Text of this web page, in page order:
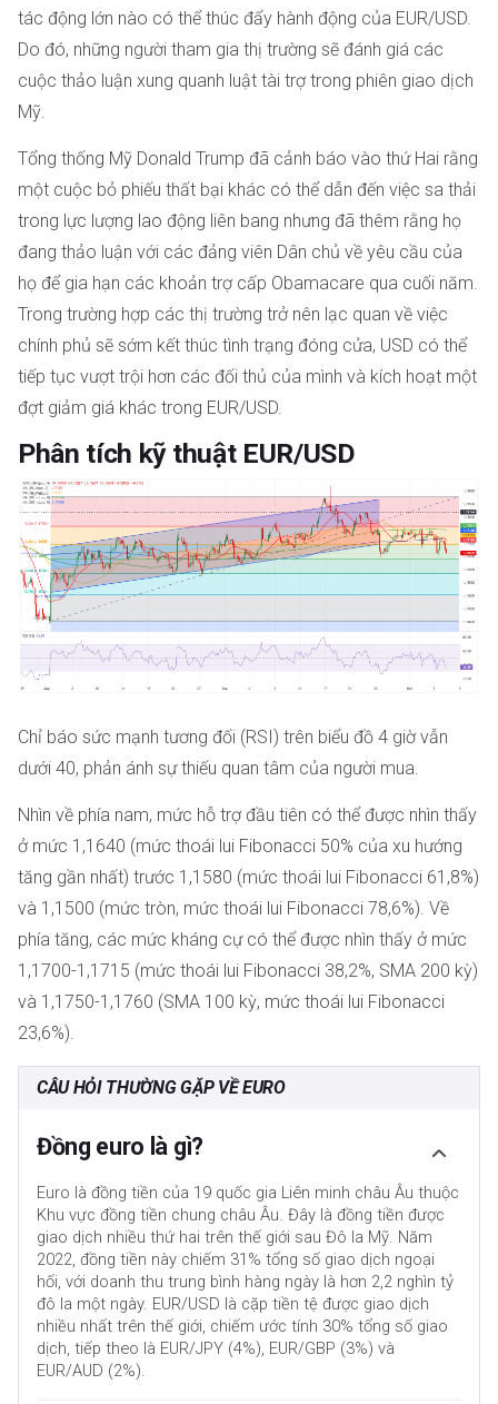
tác động lớn nào có thể thúc đẩy hành động của EUR/USD.
Do đó, những người tham gia thị trường sẽ đánh giá các
cuộc thảo luận xung quanh luật tài trợ trong phiên giao dịch
Mỹ.
Tổng thống Mỹ Donald Trump đã cảnh báo vào thứ Hai rằng
một cuộc bỏ phiếu thất bại khác có thể dẫn đến việc sa thải
trong lực lượng lao động liên bang nhưng đã thêm rằng họ
đang thảo luận với các đảng viên Dân chủ về yêu cầu của
họ để gia hạn các khoản trợ cấp Obamacare qua cuối năm.
Trong trường hợp các thị trường trở nên lạc quan về việc
chính phủ sẽ sớm kết thúc tình trạng đóng cửa, USD có thể
tiếp tục vượt trội hơn các đối thủ của mình và kích hoạt một
đợt giảm giá khác trong EUR/USD.
Phân tích kỹ thuật EUR/USD
Chỉ báo sức mạnh tương đối (RSI) trên biểu đồ 4 giờ vẫn
dưới 40, phản ánh sự thiếu quan tâm của người mua.
Nhìn về phía nam, mức hỗ trợ đầu tiên có thể được nhìn thấy
ở mức 1,1640 (mức thoái lui Fibonacci 50% của xu hướng
tăng gần nhất) trước 1,1580 (mức thoái lui Fibonacci 61,8%)
và 1,1500 (mức tròn, mức thoái lui Fibonacci 78,6%). Về
phía tăng, các mức kháng cự có thể được nhìn thấy ở mức
1,1700-1,1715 (mức thoái lui Fibonacci 38,2%, SMA 200 kỳ)
và 1,1750-1,1760 (SMA 100 kỳ, mức thoái lui Fibonacci
23,6%).
CÂU HỎI THƯỜNG GẶP VỀ EURO
Đồng euro là gì?
Euro là đồng tiền của 19 quốc gia Liên minh châu Âu thuộc
Khu vực đồng tiền chung châu Âu. Đây là đồng tiền được
giao dịch nhiều thứ hai trên thế giới sau Đô la Mỹ. Năm
2022, đồng tiền này chiếm 31% tổng số giao dịch ngoại
hối, với doanh thu trung bình hàng ngày là hơn 2,2 nghìn tỷ
đô la một ngày. EUR/USD là cặp tiền tệ được giao dịch
nhiều nhất trên thế giới, chiếm ước tính 30% tổng số giao
dịch, tiếp theo là EUR/JPY (4%), EUR/GBP (3%) và
EUR/AUD (2%).